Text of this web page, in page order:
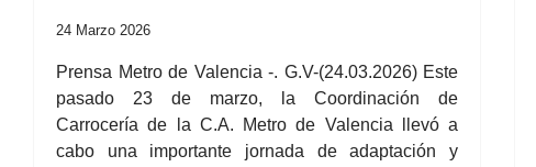
24 Marzo 2026
Prensa Metro de Valencia -. G.V-(24.03.2026) Este
pasado 23 de marzo, la Coordinación de
Carrocería de la C.A. Metro de Valencia llevó a
cabo una importante jornada de adaptación y